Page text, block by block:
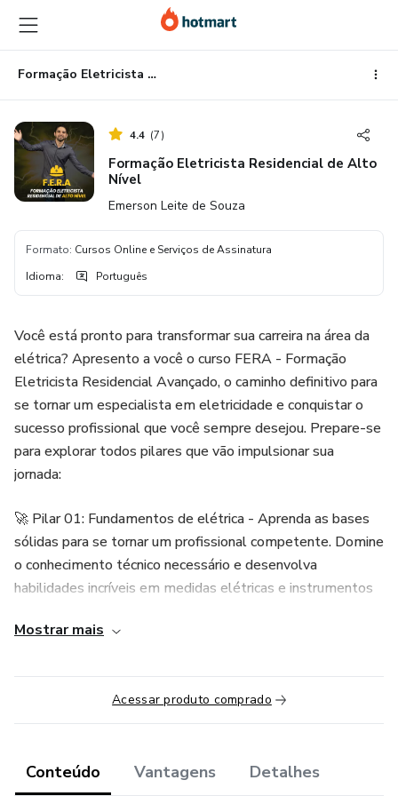
para
o
conteúdo
principal
para
o
pagamento
para
o
rodapé
Formação Eletricista Residencial de Alto Nível
4.4 (7)
Formação Eletricista Residencial de Alto
Nível
Emerson Leite de Souza
Formato: Cursos Online e Serviços de Assinatura
Idioma: Português
Você está pronto para transformar sua carreira na área da
elétrica? Apresento a você o curso FERA - Formação
Eletricista Residencial Avançado, o caminho definitivo para
se tornar um especialista em eletricidade e conquistar o
sucesso profissional que você sempre desejou. Prepare-se
para explorar todos pilares que vão impulsionar sua
jornada:
🚀 Pilar 01: Fundamentos de elétrica - Aprenda as bases
sólidas para se tornar um profissional competente. Domine
o conhecimento técnico necessário e desenvolva
habilidades incríveis em medidas elétricas e instrumentos
de você um especialista na área. Mesmo que você não
conhecimento necessário para progredir na área da elétrica
e competir com os melhores profissionais.
Torne-se um mestre em decifrar os segredos dos projetos
Mostrar mais
Acessar produto comprado
Conteúdo Vantagens Detalhes